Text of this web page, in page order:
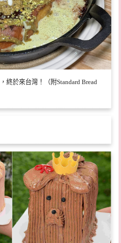
終於來台灣！（附Standard Bread